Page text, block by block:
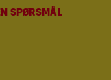
SPØRSMÅL